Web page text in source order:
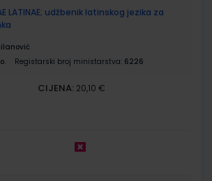
LATINAE; udžbenik latinskog jezika za
Registarski broj ministarstva: 6226
CIJENA: 20,10 €